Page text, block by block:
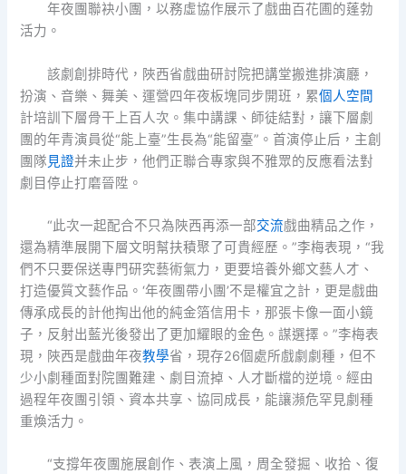
年夜團聯袂小團，以務虛協作展示了戲曲百花圃的蓬勃
活力。
該劇創排時代，陜西省戲曲研討院把講堂搬進排演廳，
扮演、音樂、舞美、運營四年夜板塊同步開班，累個人空間
計培訓下層骨干上百人次。集中講課、師徒結對，讓下層劇
團的年青演員從“能上臺”生長為“能留臺”。首演停止后，主創
團隊見證并未止步，他們正聯合專家與不雅眾的反應看法對
劇目停止打磨晉陞。
“此次一起配合不只為陜西再添一部交流戲曲精品之作，
還為精準展開下層文明幫扶積聚了可貴經歷。”李梅表現，“我
們不只要保送專門研究藝術氣力，更要培養外鄉文藝人才、
打造優質文藝作品。‘年夜團帶小團’不是權宜之計，更是戲曲
傳承成長的計他掏出他的純金箔信用卡，那張卡像一面小鏡
子，反射出藍光後發出了更加耀眼的金色。謀選擇。”李梅表
現，陜西是戲曲年夜教學省，現存26個處所戲劇劇種，但不
少小劇種面對院團難建、劇目流掉、人才斷檔的逆境。經由
過程年夜團引領、資本共享、協同成長，能讓瀕危罕見劇種
重煥活力。
“支撐年夜團施展創作、表演上風，周全發掘、收拾、復